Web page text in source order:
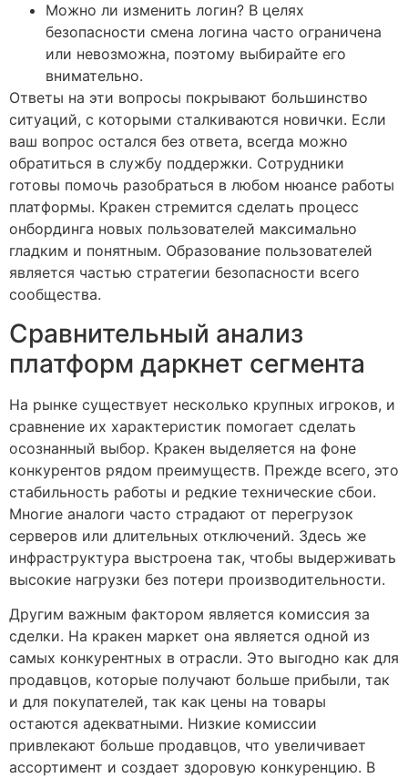
Можно ли изменить логин? В целях
безопасности смена логина часто ограничена
или невозможна, поэтому выбирайте его
внимательно.
Ответы на эти вопросы покрывают большинство
ситуаций, с которыми сталкиваются новички. Если
ваш вопрос остался без ответа, всегда можно
обратиться в службу поддержки. Сотрудники
готовы помочь разобраться в любом нюансе работы
платформы. Кракен стремится сделать процесс
онбординга новых пользователей максимально
гладким и понятным. Образование пользователей
является частью стратегии безопасности всего
сообщества.
Сравнительный анализ
платформ даркнет сегмента
На рынке существует несколько крупных игроков, и
сравнение их характеристик помогает сделать
осознанный выбор. Кракен выделяется на фоне
конкурентов рядом преимуществ. Прежде всего, это
стабильность работы и редкие технические сбои.
Многие аналоги часто страдают от перегрузок
серверов или длительных отключений. Здесь же
инфраструктура выстроена так, чтобы выдерживать
высокие нагрузки без потери производительности.
Другим важным фактором является комиссия за
сделки. На кракен маркет она является одной из
самых конкурентных в отрасли. Это выгодно как для
продавцов, которые получают больше прибыли, так
и для покупателей, так как цены на товары
остаются адекватными. Низкие комиссии
привлекают больше продавцов, что увеличивает
ассортимент и создает здоровую конкуренцию. В